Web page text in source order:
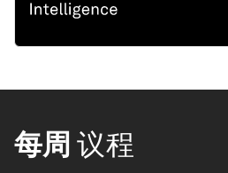
每周 议程